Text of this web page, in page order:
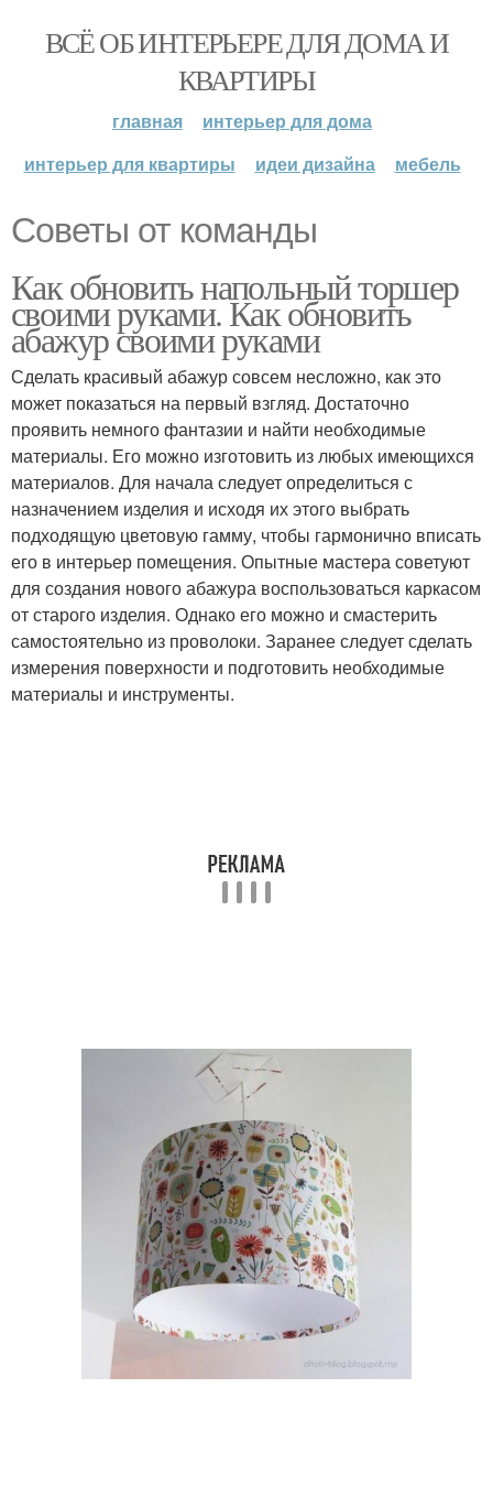
ВСЁ ОБ ИНТЕРЬЕРЕ ДЛЯ ДОМА И
КВАРТИРЫ
главная
интерьер для дома
интерьер для квартиры
идеи дизайна мебель
Советы от команды
Как обновить напольный торшер
своими руками. Как обновить
абажур своими руками
Сделать красивый абажур совсем несложно, как это
может показаться на первый взгляд. Достаточно
проявить немного фантазии и найти необходимые
материалы. Его можно изготовить из любых имеющихся
материалов. Для начала следует определиться с
назначением изделия и исходя их этого выбрать
подходящую цветовую гамму, чтобы гармонично вписать
его в интерьер помещения. Опытные мастера советуют
для создания нового абажура воспользоваться каркасом
от старого изделия. Однако его можно и смастерить
самостоятельно из проволоки. Заранее следует сделать
измерения поверхности и подготовить необходимые
материалы и инструменты.